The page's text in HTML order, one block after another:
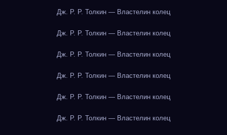
Дж. Р. Р. Толкин — Властелин колец
Дж. Р. Р. Толкин — Властелин колец
Дж. Р. Р. Толкин — Властелин колец
Дж. Р. Р. Толкин — Властелин колец
Дж. Р. Р. Толкин — Властелин колец
Дж. Р. Р. Толкин — Властелин колец